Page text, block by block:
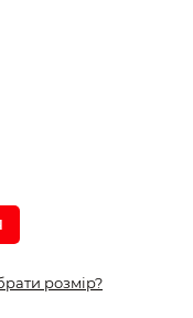
розмір?